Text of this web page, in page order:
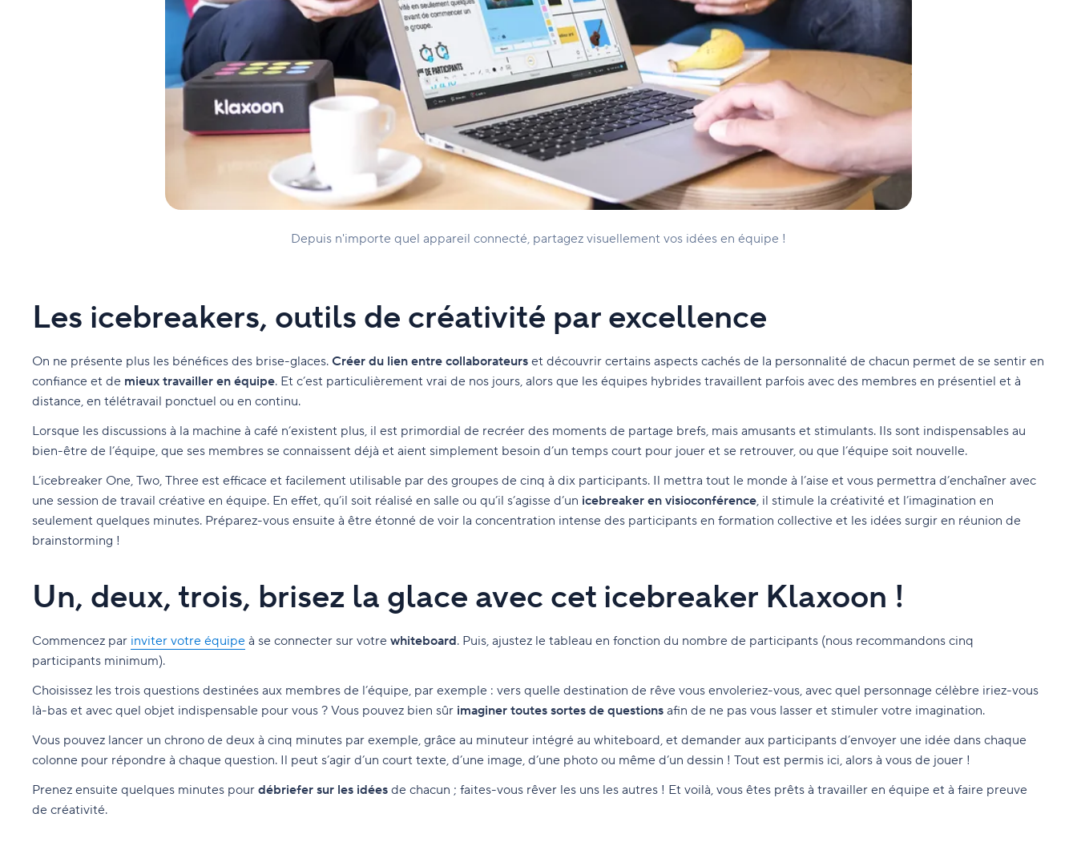
Depuis n'importe quel appareil connecté, partagez visuellement vos idées en équipe !
Les icebreakers, outils de créativité par excellence
On ne présente plus les bénéfices des brise-glaces. Créer du lien entre collaborateurs et découvrir certains aspects cachés de la personnalité de chacun permet de se sentir en
confiance et de mieux travailler en équipe. Et c’est particulièrement vrai de nos jours, alors que les équipes hybrides travaillent parfois avec des membres en présentiel et à
distance, en télétravail ponctuel ou en continu.
Lorsque les discussions à la machine à café n’existent plus, il est primordial de recréer des moments de partage brefs, mais amusants et stimulants. Ils sont indispensables au
bien-être de l’équipe, que ses membres se connaissent déjà et aient simplement besoin d’un temps court pour jouer et se retrouver, ou que l’équipe soit nouvelle.
L’icebreaker One, Two, Three est efficace et facilement utilisable par des groupes de cinq à dix participants. Il mettra tout le monde à l’aise et vous permettra d’enchaîner avec
une session de travail créative en équipe. En effet, qu’il soit réalisé en salle ou qu’il s’agisse d’un icebreaker en visioconférence, il stimule la créativité et l’imagination en
seulement quelques minutes. Préparez-vous ensuite à être étonné de voir la concentration intense des participants en formation collective et les idées surgir en réunion de
brainstorming !
Un, deux, trois, brisez la glace avec cet icebreaker Klaxoon !
Commencez par inviter votre équipe à se connecter sur votre whiteboard. Puis, ajustez le tableau en fonction du nombre de participants (nous recommandons cinq
participants minimum).
Choisissez les trois questions destinées aux membres de l’équipe, par exemple : vers quelle destination de rêve vous envoleriez-vous, avec quel personnage célèbre iriez-vous
là-bas et avec quel objet indispensable pour vous ? Vous pouvez bien sûr imaginer toutes sortes de questions afin de ne pas vous lasser et stimuler votre imagination.
Vous pouvez lancer un chrono de deux à cinq minutes par exemple, grâce au minuteur intégré au whiteboard, et demander aux participants d’envoyer une idée dans chaque
colonne pour répondre à chaque question. Il peut s’agir d’un court texte, d’une image, d’une photo ou même d’un dessin ! Tout est permis ici, alors à vous de jouer !
Prenez ensuite quelques minutes pour débriefer sur les idées de chacun ; faites-vous rêver les uns les autres ! Et voilà, vous êtes prêts à travailler en équipe et à faire preuve
de créativité.